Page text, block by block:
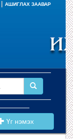
АШИГЛАХ ЗААВАР
Үг нэмэх